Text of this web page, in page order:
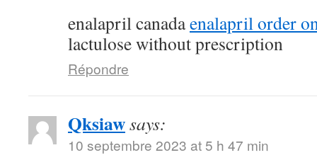
enalapril canadaenalapril order
lactulose without prescription
Répondre
Qksiawsays:
10 septembre 2023 at 5 h 47 min